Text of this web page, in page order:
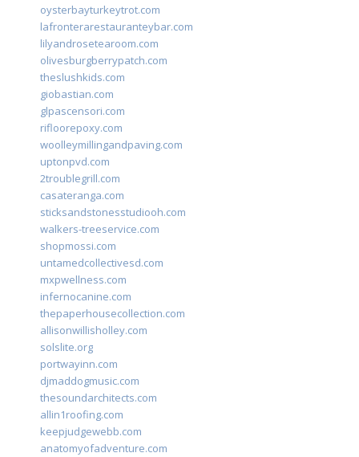
oysterbayturkeytrot.com
lafronterarestauranteybar.com
lilyandrosetearoom.com
olivesburgberrypatch.com
theslushkids.com
giobastian.com
glpascensori.com
rifloorepoxy.com
woolleymillingandpaving.com
uptonpvd.com
2troublegrill.com
casateranga.com
sticksandstonesstudiooh.com
walkers-treeservice.com
shopmossi.com
untamedcollectivesd.com
mxpwellness.com
infernocanine.com
thepaperhousecollection.com
allisonwillisholley.com
solslite.org
portwayinn.com
djmaddogmusic.com
thesoundarchitects.com
allin1roofing.com
keepjudgewebb.com
anatomyofadventure.com